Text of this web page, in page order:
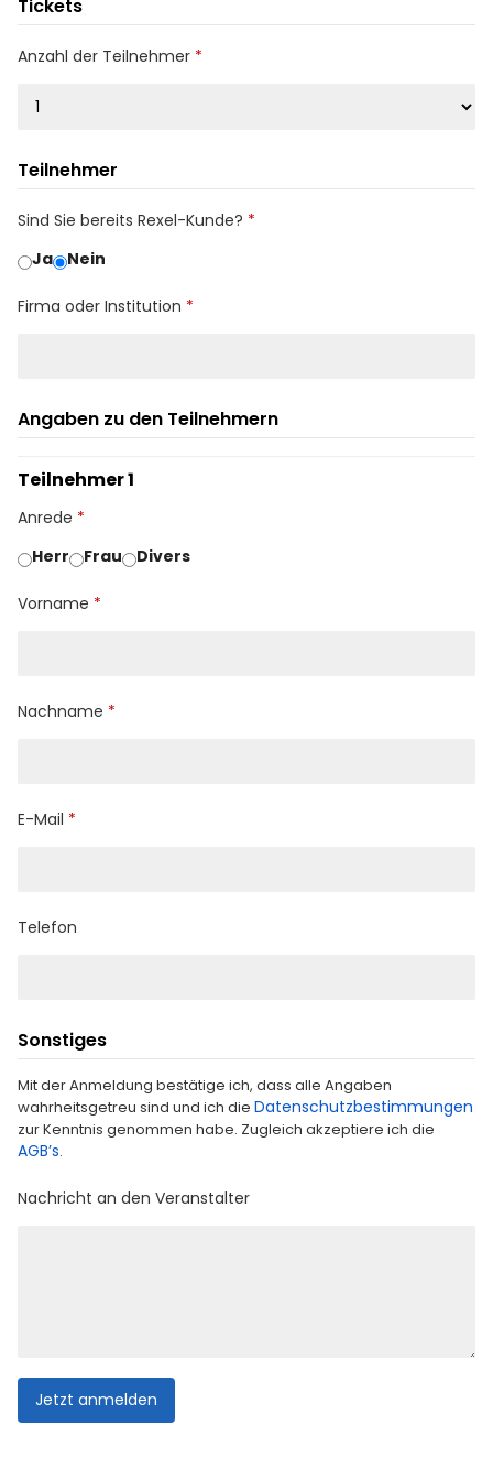
Tickets
Anzahl der Teilnehmer
Teilnehmer
Sind Sie bereits Rexel-Kunde?
Ja
Nein
Firma oder Institution
Angaben zu den Teilnehmern
Teilnehmer 1
Anrede
Herr
Frau Divers
Vorname
Nachname
E-Mail
Telefon
Sonstiges
Mit der Anmeldung bestätige ich, dass alle Angaben
wahrheitsgetreu sind und ich die Datenschutzbestimmungen
zur Kenntnis genommen habe. Zugleich akzeptiere ich die
AGB’s.
Nachricht an den Veranstalter
Jetzt anmelden